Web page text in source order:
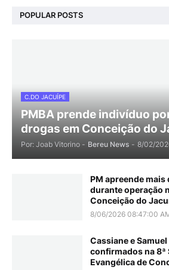
POPULAR POSTS
C.DO JACUÍPE
PMBA prende indivíduo
drogas em Conceição do
Por: Joab Vitorino - Bereu News - 8/02/
PM apreende mais
durante operação
Conceição do
8/06/2026 08:47:00
Cassiane e
confirmados na 8ª
Evangélica de